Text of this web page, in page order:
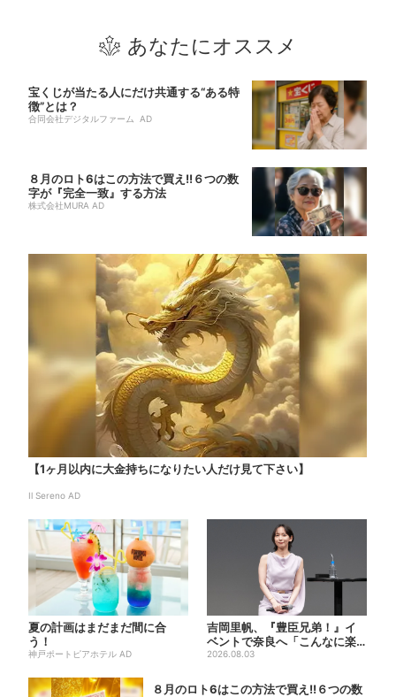
あなたにオススメ
宝くじが当たる人にだけ共通する“ある特
徴”とは？
合同会社デジタルファーム AD
８月のロト6はこの方法で買え!!６つの数
字が『完全一致』する方法
株式会社MURA AD
【1ヶ月以内に大金持ちになりたい人だけ見て下さい】
Il Sereno AD
夏の計画はまだまだ間に合
う！
神戸ポートピアホテル AD
吉岡里帆、『豊臣兄弟！』イ
ベントで奈良へ「こんなに楽
しんでもらえてうれしい」
2026.08.03
８月のロト6はこの方法で買え!!６つの数